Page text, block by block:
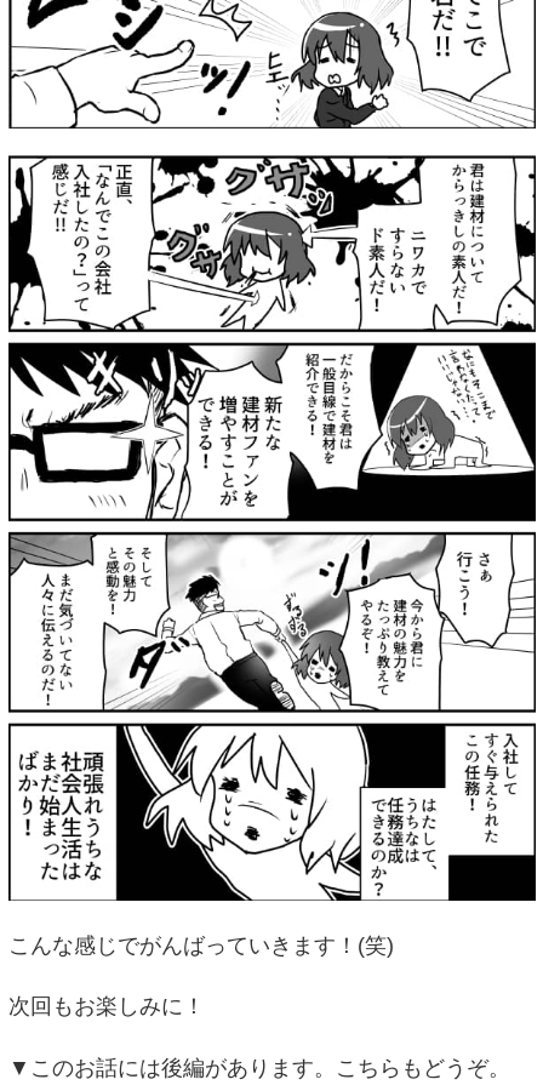
こんな感じでがんばっていきます！(笑)
次回もお楽しみに！
▼このお話には後編があります。こちらもどうぞ。